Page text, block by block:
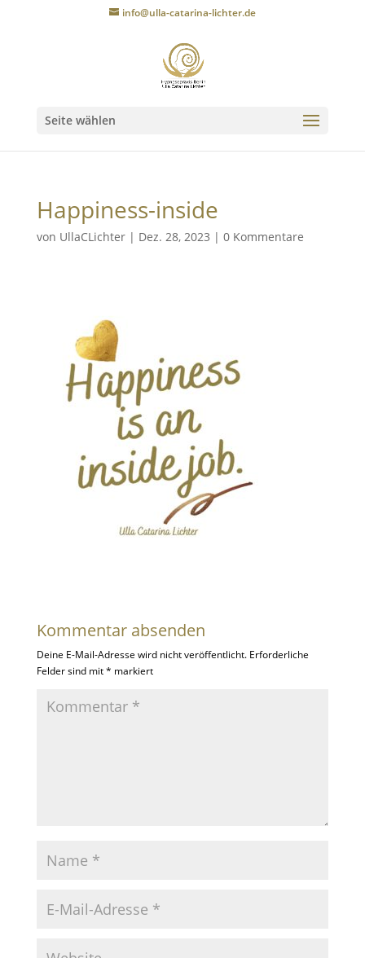
info@ulla-catarina-lichter.de
Seite wählen
Happiness-inside
von UllaCLichter| Dez. 28, 2023 | 0 Kommentare
Kommentar absenden
Deine E-Mail-Adresse wird nicht veröffentlicht. Erforderliche
Felder sind mit* markiert